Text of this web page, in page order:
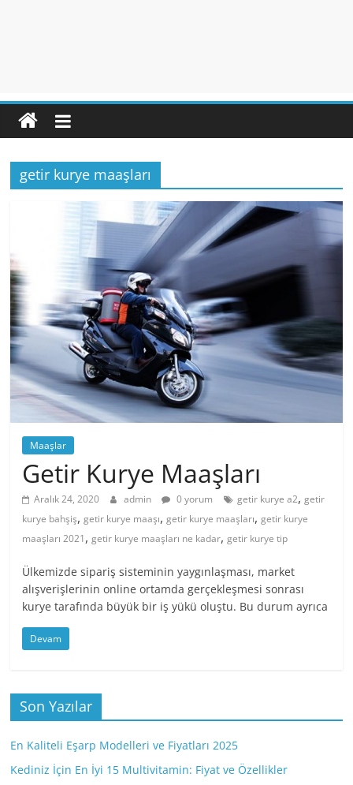
getir kurye maaşları
Maaşlar
Getir Kurye Maaşları
Aralık 24, 2020 admin 0 yorum getir kurye a2,getir
kurye bahşiş,getir kurye maaşı,getir kurye maaşları,getir kurye
maaşları 2021,getir kurye maaşları ne kadar,getir kurye tip
Ülkemizde sipariş sisteminin yaygınlaşması, market
alışverişlerinin online ortamda gerçekleşmesi sonrası
kurye tarafında büyük bir iş yükü oluştu. Bu durum ayrıca
Devam
Son Yazılar
En Kaliteli Eşarp Modelleri ve Fiyatları 2025
Kediniz İçin En İyi 15 Multivitamin: Fiyat ve Özellikler